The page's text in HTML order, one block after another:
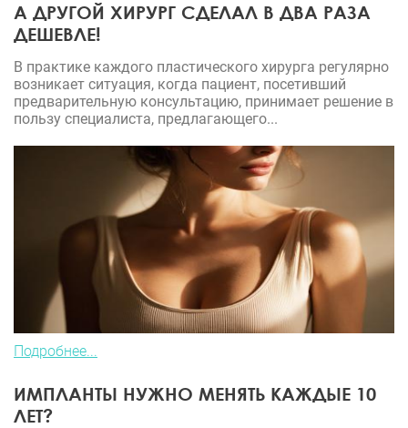
А ДРУГОЙ ХИРУРГ СДЕЛАЛ В ДВА РАЗА
ДЕШЕВЛЕ!
В практике каждого пластического хирурга регулярно
возникает ситуация, когда пациент, посетивший
предварительную консультацию, принимает решение в
пользу специалиста, предлагающего...
Подробнее...
ИМПЛАНТЫ НУЖНО МЕНЯТЬ КАЖДЫЕ 10
ЛЕТ?